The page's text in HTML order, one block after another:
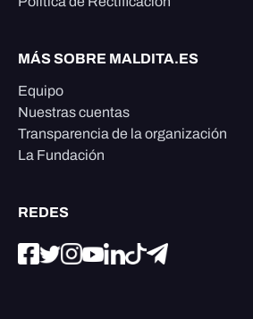
MÁS SOBRE MALDITA.ES
Equipo
Nuestras cuentas
Transparencia de la organización
La Fundación
REDES